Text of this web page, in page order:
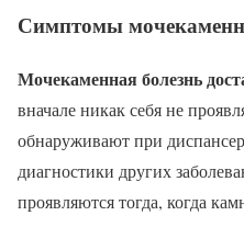
Симптомы
Мочекаменная болезнь
вначале никак себя не
обнаруживают при
диагностики других
проявляются тогда, когда